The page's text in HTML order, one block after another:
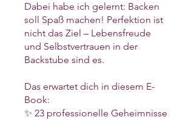
Dabei habe ich gelernt: Backen
soll Spaß machen! Perfektion ist
nicht das Ziel – Lebensfreude
und Selbstvertrauen in der
Backstube sind es.
Das erwartet dich in diesem E-
Book:
✨ 23 professionelle Geheimnisse